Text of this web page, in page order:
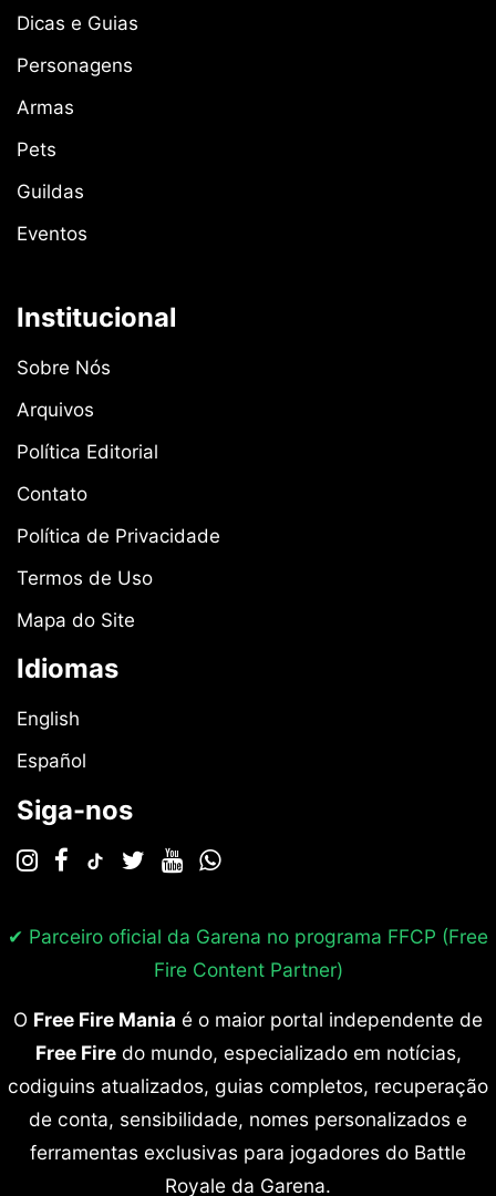
Dicas e Guias
Personagens
Armas
Pets
Guildas
Eventos
Institucional
Sobre Nós
Arquivos
Política Editorial
Contato
Política de Privacidade
Termos de Uso
Mapa do Site
Idiomas
English
Español
Siga-nos
✔ Parceiro oficial da Garena no programa FFCP (Free
Fire Content Partner)
O Free Fire Mania é o maior portal independente de
Free Firedo mundo, especializado em notícias,
codiguins atualizados, guias completos, recuperação
de conta, sensibilidade, nomes personalizados e
ferramentas exclusivas para jogadores do Battle
Royale da Garena.